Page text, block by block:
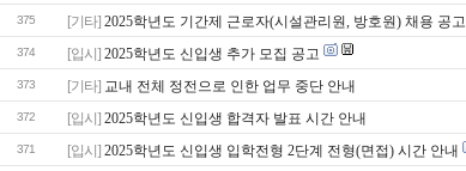
375 [기타] 2025학년도 기간제 근로자(시설관리원, 방호원) 채용 공고
374 [입시] 2025학년도 신입생 추가 모집 공고
373 [기타] 교내 전체 정전으로 인한 업무 중단 안내
372 [입시] 2025학년도 신입생 합격자 발표 시간 안내
371 [입시] 2025학년도 신입생 입학전형 2단계 전형(면접) 시간 안내